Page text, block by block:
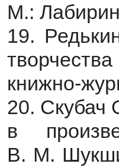
М.:
19.
книжно-
20. Скубач
в
В. М.